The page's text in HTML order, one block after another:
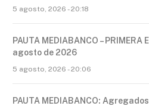
5 agosto, 2026 - 20:18
PAUTA MEDIABANCO – PRIMERA
agosto de 2026
5 agosto, 2026 - 20:06
PAUTA MEDIABANCO: